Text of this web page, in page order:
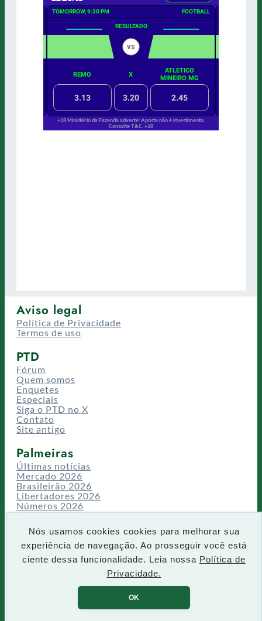
Nós usamos cookies cookies para melhorar sua
experiência de navegação. Ao prosseguir você está
ciente dessa funcionalidade. Leia nossa Política de
Privacidade.
OK
Aviso legal
Política de Privacidade
Termos de uso
PTD
Fórum
Quem somos
Enquetes
Especiais
Siga o PTD no X
Contato
Site antigo
Palmeiras
Últimas notícias
Mercado 2026
Brasileirão 2026
Libertadores 2026
Números 2026
Campeonatos
CT/Centro de Excelência
Busca
P
e
q
u